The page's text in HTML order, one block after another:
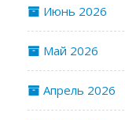
Июнь 2026
Май 2026
Апрель 2026